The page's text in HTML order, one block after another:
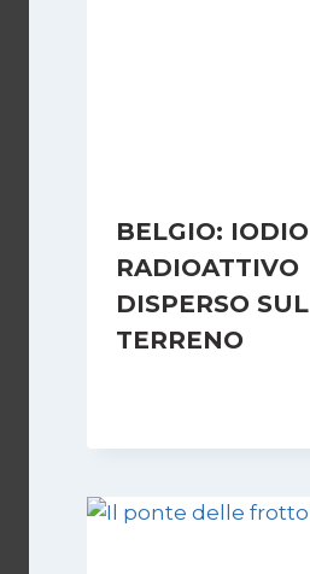
BELGIO: IODIO
RADIOATTIVO
DISPERSO SUL
TERRENO